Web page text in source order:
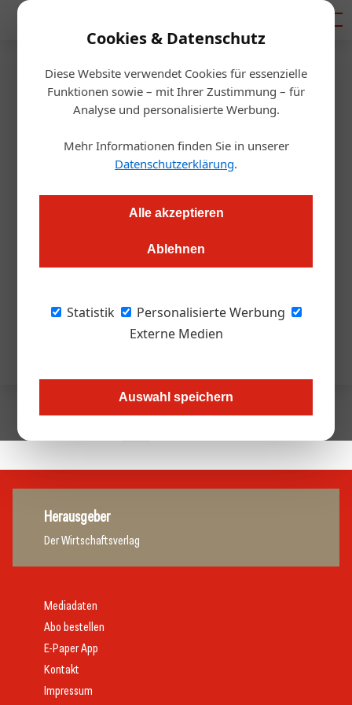
Cookies & Datenschutz
Diese Website verwendet Cookies für essenzielle
Funktionen sowie – mit Ihrer Zustimmung – für
Analyse und personalisierte Werbung.
Mehr Informationen finden Sie in unserer
Datenschutzerklärung.
Alle akzeptieren
Ablehnen
Statistik
Personalisierte Werbung
Externe Medien
Auswahl speichern
Artikel von Barbara Jahn
Herausgeber
Der Wirtschaftsverlag
Mediadaten
Abo bestellen
E-Paper App
Kontakt
Impressum